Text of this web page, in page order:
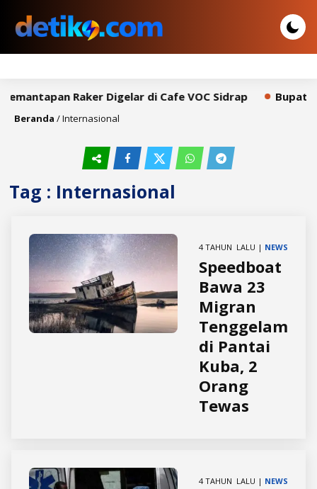
Raker Digelar di Cafe VOC Sidrap Bupati
Beranda /Internasional
Tag : Internasional
4 TAHUN LALU | NEWS
Speedboat
Bawa 23
Migran
Tenggelam
di Pantai
Kuba, 2
Orang
Tewas
4 TAHUN LALU | NEWS